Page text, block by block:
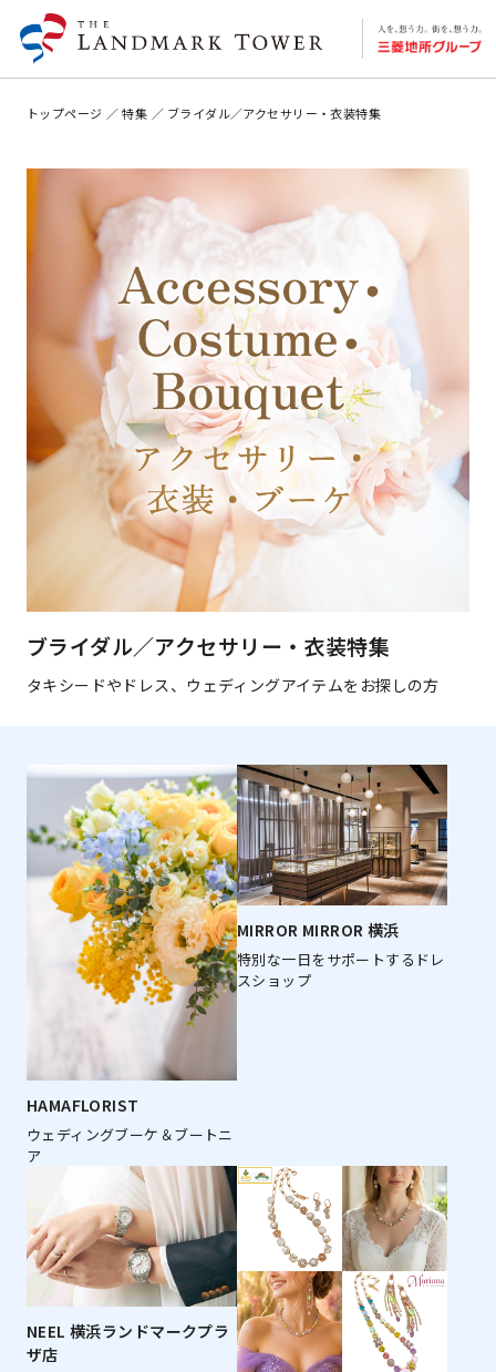
トップページ 特集 ブライダル／アクセサリー・衣装特集
ブライダル／アクセサリー・衣装特集
タキシードやドレス、ウェディングアイテムをお探しの方
HAMAFLORIST
ウェディングブーケ＆ブートニ
ア
MIRROR MIRROR 横浜
特別な一日をサポートするドレ
スショップ
NEEL 横浜ランドマークプラ
ザ店